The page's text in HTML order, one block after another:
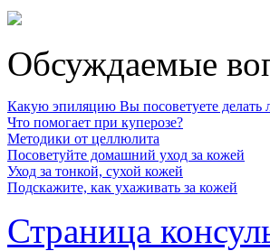
Обсуждаемые
Какую эпиляцию Вы посоветуете делать
Что помогает при куперозе?
Методики от целлюлита
Посоветуйте домашний уход за кожей
Уход за тонкой, сухой кожей
Подскажите, как ухаживать за кожей
Страница